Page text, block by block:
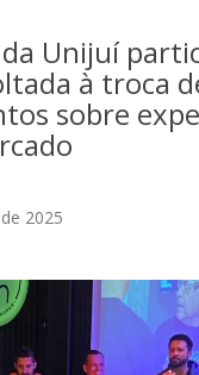
Unijuí
à troca
sobre
2025